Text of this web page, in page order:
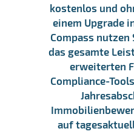
kostenlos und
einem Upgrade
Compass nutzen
das gesamte
erweiterten
Compliance-
auf